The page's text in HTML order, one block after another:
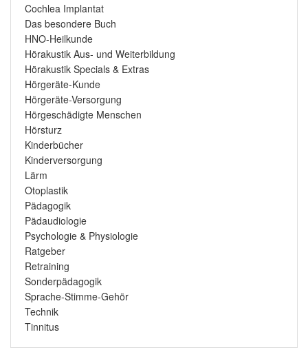
Cochlea Implantat
Das besondere Buch
HNO-Heilkunde
Hörakustik Aus- und Weiterbildung
Hörakustik Specials & Extras
Hörgeräte-Kunde
Hörgeräte-Versorgung
Hörgeschädigte Menschen
Hörsturz
Kinderbücher
Kinderversorgung
Lärm
Otoplastik
Pädagogik
Pädaudiologie
Psychologie & Physiologie
Ratgeber
Retraining
Sonderpädagogik
Sprache-Stimme-Gehör
Technik
Tinnitus